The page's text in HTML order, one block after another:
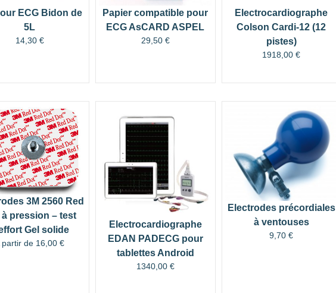
ECG Bidon de
5L
14,30 €
Papier compatible pour
ECG AsCARD ASPEL
29,50 €
Electrocardiographe
Colson Cardi-12 (12
pistes)
1918,00€
3M 2560 Red
pression – test
Gel solide
partir de 16,00€
Electrocardiographe
EDAN PADECG pour
tablettes Android
1340,00 €
Electrodes précordiales
à ventouses
9,70€